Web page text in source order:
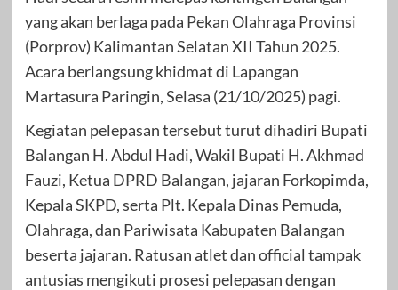
yang akan berlaga pada Pekan Olahraga Provinsi
(Porprov) Kalimantan Selatan XII Tahun 2025.
Acara berlangsung khidmat di Lapangan
Martasura Paringin, Selasa (21/10/2025) pagi.
Kegiatan pelepasan tersebut turut dihadiri Bupati
Balangan H. Abdul Hadi, Wakil Bupati H. Akhmad
Fauzi, Ketua DPRD Balangan, jajaran Forkopimda,
Kepala SKPD, serta Plt. Kepala Dinas Pemuda,
Olahraga, dan Pariwisata Kabupaten Balangan
beserta jajaran. Ratusan atlet dan official tampak
antusias mengikuti prosesi pelepasan dengan